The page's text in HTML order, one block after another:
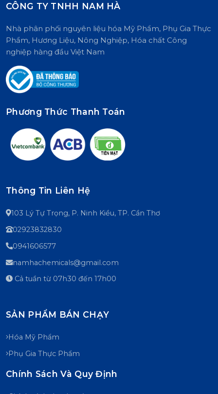
CÔNG TY TNHH NAM HÀ
Nhà phân phối nguyên liệu hóa Mỹ Phẩm, Phụ Gia Thực
Phẩm, Hương Liệu, Nông Nghiệp, Hóa chất Công
nghiệp hàng đầu Việt Nam
Phương Thức Thanh Toán
Thông Tin Liên Hệ
103 Lý Tự Trọng, P. Ninh Kiều, TP. Cần Thơ
02923832830
0941606577
namhachemicals@gmail.com
Cả tuần từ 07h30 đến 17h00
SẢN PHẨM BÁN CHẠY
Hóa Mỹ Phẩm
Phụ Gia Thực Phẩm
Chính Sách Và Quy Định